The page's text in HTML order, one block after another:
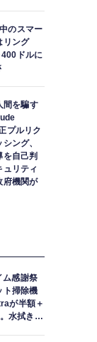
のスマー
リング
ドルに
間を騙す
プルリク
ング、
を自己判
リティ
府機関が
感謝祭
ト掃除機
が半額＋
水拭きモ